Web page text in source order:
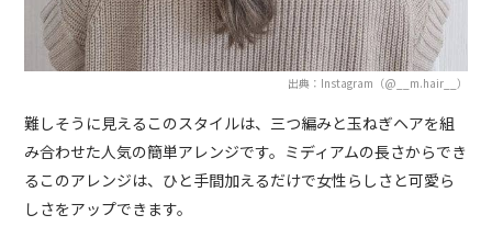
出典：Instagram（@__m.hair__）
難しそうに見えるこのスタイルは、三つ編みと玉ねぎヘアを組
み合わせた人気の簡単アレンジです。ミディアムの長さからでき
るこのアレンジは、ひと手間加えるだけで女性らしさと可愛ら
しさをアップできます。